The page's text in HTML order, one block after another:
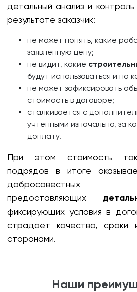
детальный анализ и
результате заказчик:
не может понять, какие
заявленную цену;
не видит, какие
будут использоваться и по
не может зафиксировать
стоимость в договоре;
сталкивается с
учтёнными изначально, за
доплату.
При этом стоимость
подрядов в итоге
добросовестных
предоставляющих
фиксирующих условия в
страдает качество,
сторонами.
Наши